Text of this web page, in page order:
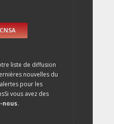
liste de diffusion
nouvelles du
pour les
vous avez des
nous.